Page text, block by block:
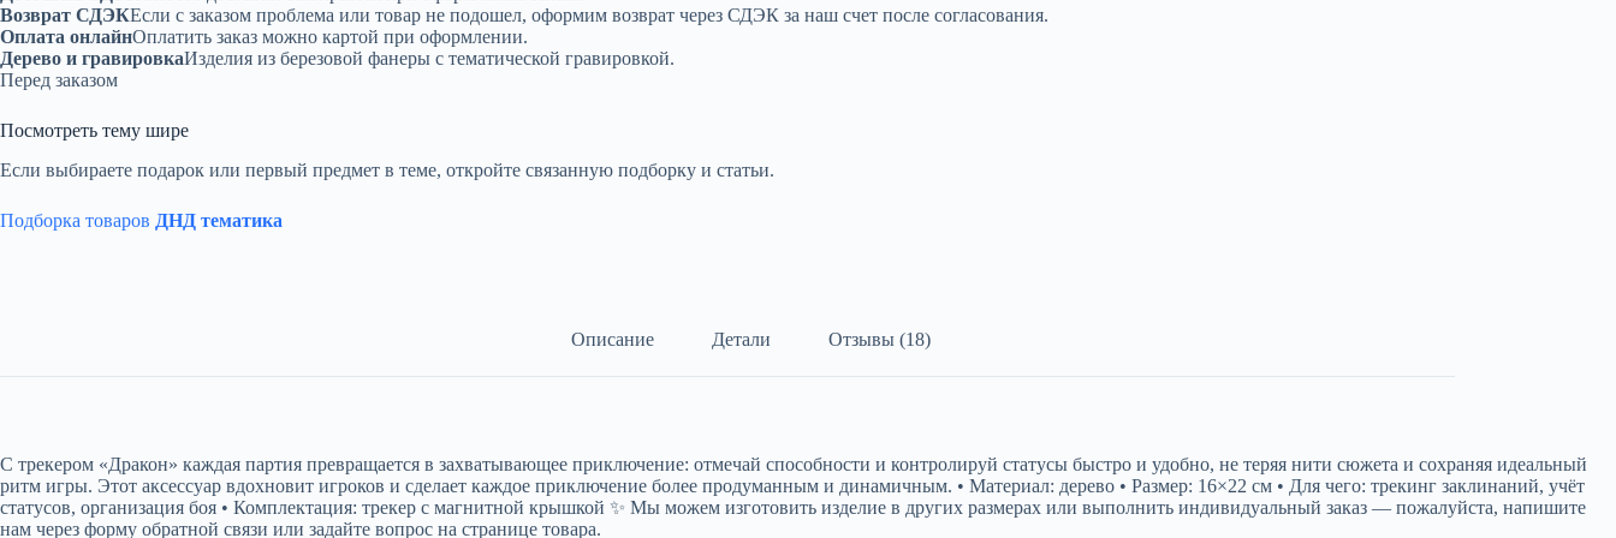
Возврат СДЭКЕсли с заказом проблема или товар не подошел, оформим возврат через СДЭК за наш счет после согласования.
Оплата онлайнОплатить заказ можно картой при оформлении.
Дерево и гравировкаИзделия из березовой фанеры с тематической гравировкой.
Перед заказом
Посмотреть тему шире
Если выбираете подарок или первый предмет в теме, откройте связанную подборку и статьи.
Подборка товаров ДНД тематика
Описание Детали Отзывы (18)
С трекером «Дракон» каждая партия превращается в захватывающее приключение: отмечай способности и контролируй статусы быстро и удобно, не теряя нити сюжета и сохраняя идеальный
ритм игры. Этот аксессуар вдохновит игроков и сделает каждое приключение более продуманным и динамичным. • Материал: дерево • Размер: 16×22 см • Для чего: трекинг заклинаний, учёт
статусов, организация боя • Комплектация: трекер с магнитной крышкой ✨ Мы можем изготовить изделие в других размерах или выполнить индивидуальный заказ — пожалуйста, напишите
нам через форму обратной связи или задайте вопрос на странице товара.